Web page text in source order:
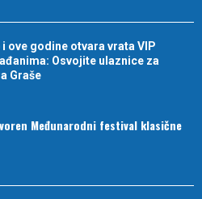
i ove godine otvara vrata VIP
Osvojite ulaznice za
Graše
Međunarodni festival klasične